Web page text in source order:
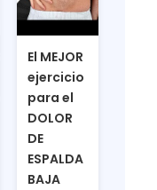
El MEJOR
ejercicio
para el
DOLOR
DE
ESPALDA
BAJA